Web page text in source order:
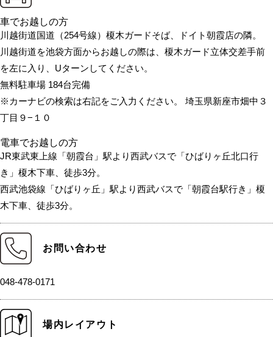
車でお越しの方
川越街道国道（254号線）榎木ガードそば、ドイト朝霞店の隣。
川越街道を池袋方面からお越しの際は、榎木ガード立体交差手前
を左に入り、Uターンしてください。
無料駐車場 184台完備
※カーナビの検索は右記をご入力ください。 埼玉県新座市畑中３
丁目９−１０
電車でお越しの方
JR東武東上線「朝霞台」駅より西武バスで「ひばりヶ丘北口行
き」榎木下車、徒歩3分。
西武池袋線「ひばりヶ丘」駅より西武バスで「朝霞台駅行き」榎
木下車、徒歩3分。
お問い合わせ
048-478-0171
場内レイアウト